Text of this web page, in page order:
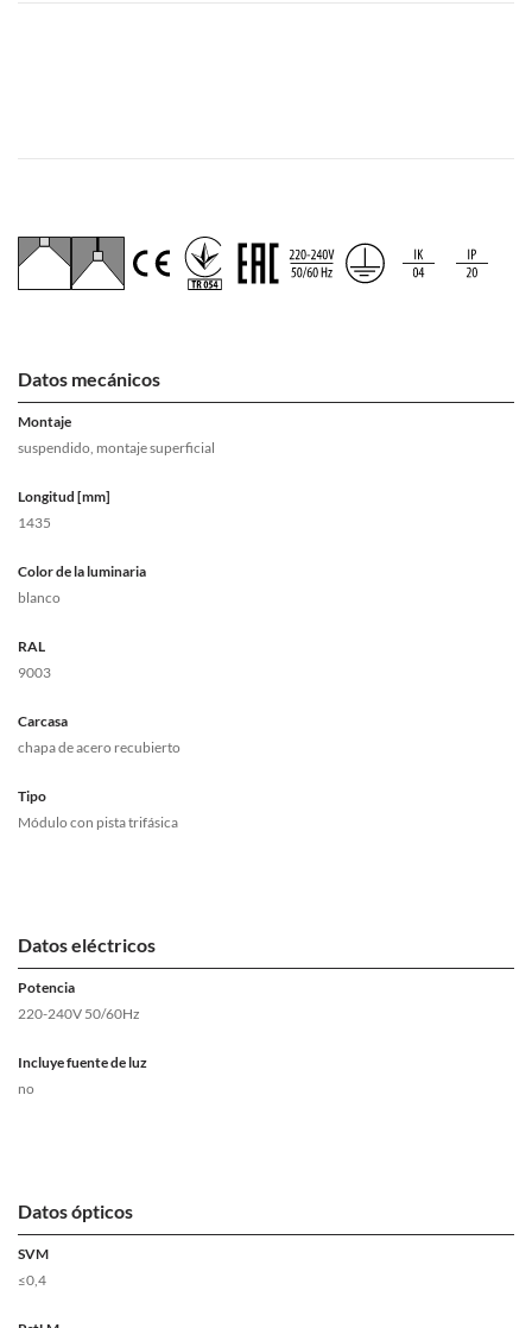
Datos mecánicos
Montaje
suspendido, montaje superficial
Longitud [mm]
1435
Color de la luminaria
blanco
RAL
9003
Carcasa
chapa de acero recubierto
Tipo
Módulo con pista trifásica
Datos eléctricos
Potencia
220-240V 50/60Hz
Incluye fuente de luz
no
Datos ópticos
SVM
≤0,4